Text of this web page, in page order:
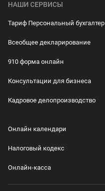
НАШИ СЕРВИСЫ
Тариф Персональный бухгалтер
Всеобщее декларирование
910 форма онлайн
Консультации для бизнеса
Кадровое делопроизводство
Онлайн календари
Налоговый кодекс
Онлайн-касса